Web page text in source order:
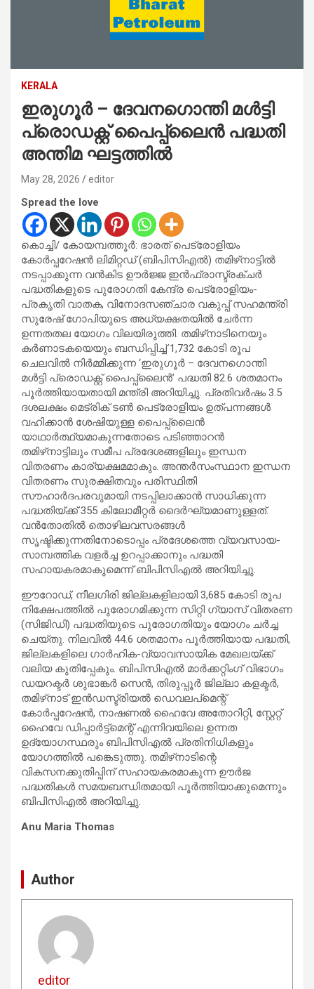
KERALA
ഇരുഗൂർ – ദേവനഗൊന്തി മൾട്ടി
പ്രൊഡക്റ്റ് പൈപ്പ്‌ലൈൻ പദ്ധതി
അന്തിമ ഘട്ടത്തിൽ
May 28, 2026 editor
Spread the love
കൊച്ചി/ കോയമ്പത്തൂർ: ഭാരത് പെട്രോളിയം
കോർപ്പറേഷൻ ലിമിറ്റഡ് (ബിപിസിഎൽ) തമിഴ്‌നാട്ടിൽ
നടപ്പാക്കുന്ന വൻകിട ഊർജ്ജ ഇൻഫ്രാസ്ട്രക്ചർ
പദ്ധതികളുടെ പുരോഗതി കേന്ദ്ര പെട്രോളിയം-
പ്രകൃതി വാതക, വിനോദസഞ്ചാര വകുപ്പ് സഹമന്ത്രി
സുരേഷ് ഗോപിയുടെ അധ്യക്ഷതയിൽ ചേർന്ന
ഉന്നതതല യോഗം വിലയിരുത്തി. തമിഴ്‌നാടിനെയും
കർണാടകയെയും ബന്ധിപ്പിച്ച് 1,732 കോടി രൂപ
ചെലവിൽ നിർമ്മിക്കുന്ന ‘ഇരുഗൂർ – ദേവനഗൊന്തി
മൾട്ടി പ്രൊഡക്റ്റ് പൈപ്പ്‌ലൈൻ’ പദ്ധതി 82.6 ശതമാനം
പൂർത്തിയായതായി മന്ത്രി അറിയിച്ചു. പ്രതിവർഷം 3.5
ദശലക്ഷം മെട്രിക് ടൺ പെട്രോളിയം ഉത്പന്നങ്ങൾ
വഹിക്കാൻ ശേഷിയുള്ള പൈപ്പ്‌ലൈൻ
യാഥാർത്ഥ്യമാകുന്നതോടെ പടിഞ്ഞാറൻ
തമിഴ്‌നാട്ടിലും സമീപ പ്രദേശങ്ങളിലും ഇന്ധന
വിതരണം കാര്യക്ഷമമാകും. അന്തർസംസ്ഥാന ഇന്ധന
വിതരണം സുരക്ഷിതവും പരിസ്ഥിതി
സൗഹാർദപരവുമായി നടപ്പിലാക്കാൻ സാധിക്കുന്ന
പദ്ധതിയ്ക്ക് 355 കിലോമീറ്റർ ദൈർഘ്യമാണുള്ളത്.
വൻതോതിൽ തൊഴിലവസരങ്ങൾ
സൃഷ്ടിക്കുന്നതിനോടൊപ്പം പ്രദേശത്തെ വ്യവസായ-
സാമ്പത്തിക വളർച്ച ഉറപ്പാക്കാനും പദ്ധതി
സഹായകരമാകുമെന്ന് ബിപിസിഎൽ അറിയിച്ചു.
ഈറോഡ്, നീലഗിരി ജില്ലകളിലായി 3,685 കോടി രൂപ
നിക്ഷേപത്തിൽ പുരോഗമിക്കുന്ന സിറ്റി ഗ്യാസ് വിതരണ
(സിജിഡി) പദ്ധതിയുടെ പുരോഗതിയും യോഗം ചർച്ച
ചെയ്തു. നിലവിൽ 44.6 ശതമാനം പൂർത്തിയായ പദ്ധതി,
ജില്ലകളിലെ ഗാർഹിക-വ്യാവസായിക മേഖലയ്ക്ക്
വലിയ കുതിപ്പേകും. ബിപിസിഎൽ മാർക്കറ്റിംഗ് വിഭാഗം
ഡയറക്ടർ ശുഭാങ്കർ സെൻ, തിരുപ്പൂർ ജില്ലാ കളക്ടർ,
തമിഴ്‌നാട് ഇൻഡസ്ട്രിയൽ ഡെവലപ്‌മെന്റ്
കോർപ്പറേഷൻ, നാഷണൽ ഹൈവേ അതോറിറ്റി, സ്റ്റേറ്റ്
ഹൈവേ ഡിപ്പാർട്ട്‌മെന്റ് എന്നിവയിലെ ഉന്നത
ഉദ്യോഗസ്ഥരും ബിപിസിഎൽ പ്രതിനിധികളും
യോഗത്തിൽ പങ്കെടുത്തു. തമിഴ്‌നാടിന്റെ
വികസനക്കുതിപ്പിന് സഹായകരമാകുന്ന ഊർജ
പദ്ധതികൾ സമയബന്ധിതമായി പൂർത്തിയാക്കുമെന്നും
ബിപിസിഎൽ അറിയിച്ചു.
Anu Maria Thomas
Author
editor